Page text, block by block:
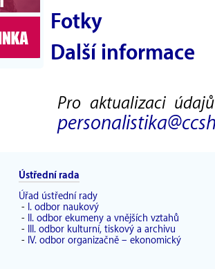
Fotky
Další informace
Pro aktualizaci
Ústřední rada
Úřad ústřední rady
- I. odbor naukový
-
II. odbor ekumeny a vnějších vztahů
-
III. odbor kulturní, tiskový a archivu
- IV. odbor organizačně – ekonomický